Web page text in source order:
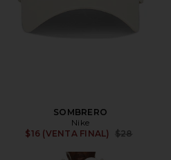
SOMBRERO
Nike
$16 (VENTA FINAL)
Previous price:
$28